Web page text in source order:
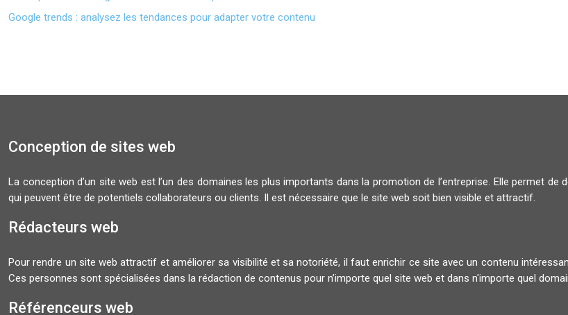
Google trends : analysez les tendances pour adapter votre contenu
Conception de sites web
La conception d’un site web est l’un des domaines les plus importants dans la promotion de l’entreprise. Elle permet
qui peuvent être de potentiels collaborateurs ou clients. Il est nécessaire que le site web soit bien visible et attractif.
Rédacteurs web
Pour rendre un site web attractif et améliorer sa visibilité et sa notoriété, il faut enrichir ce site avec un contenu
Ces personnes sont spécialisées dans la rédaction de contenus pour n’importe quel site web et dans n'importe quel
Référenceurs web